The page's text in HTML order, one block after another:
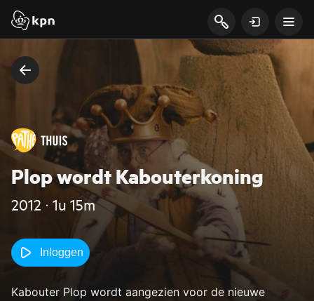
Plop wordt Kabouterkoning
2012 ‧ 1u 15m
Inloggen
Kabouter Plop wordt aangezien voor de nieuwe